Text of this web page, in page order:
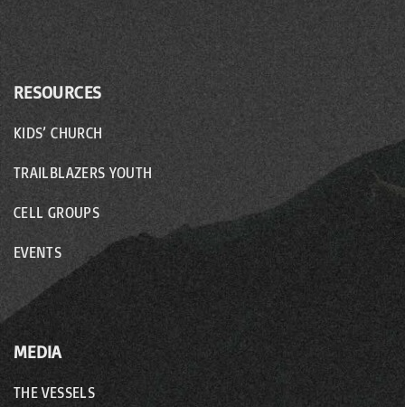
RESOURCES
KIDS’ CHURCH
TRAILBLAZERS YOUTH
CELL GROUPS
EVENTS
MEDIA
THE VESSELS